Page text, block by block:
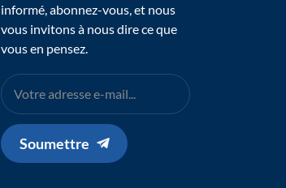
informé, abonnez-vous, et nous
vous invitons à nous dire ce que
vous en pensez.
Soumettre